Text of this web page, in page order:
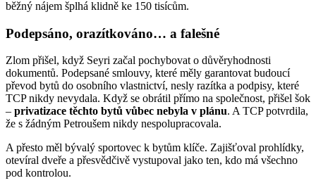
běžný nájem šplhá klidně ke 150 tisícům.
Podepsáno, orazítkováno… a falešné
Zlom přišel, když Seyri začal pochybovat o důvěryhodnosti
dokumentů. Podepsané smlouvy, které měly garantovat budoucí
převod bytů do osobního vlastnictví, nesly razítka a podpisy, které
TCP nikdy nevydala. Když se obrátil přímo na společnost, přišel šok
– privatizace těchto bytů vůbec nebyla v plánu. A TCP potvrdila,
že s žádným Petroušem nikdy nespolupracovala.
A přesto měl bývalý sportovec k bytům klíče. Zajišťoval prohlídky,
otevíral dveře a přesvědčivě vystupoval jako ten, kdo má všechno
pod kontrolou.